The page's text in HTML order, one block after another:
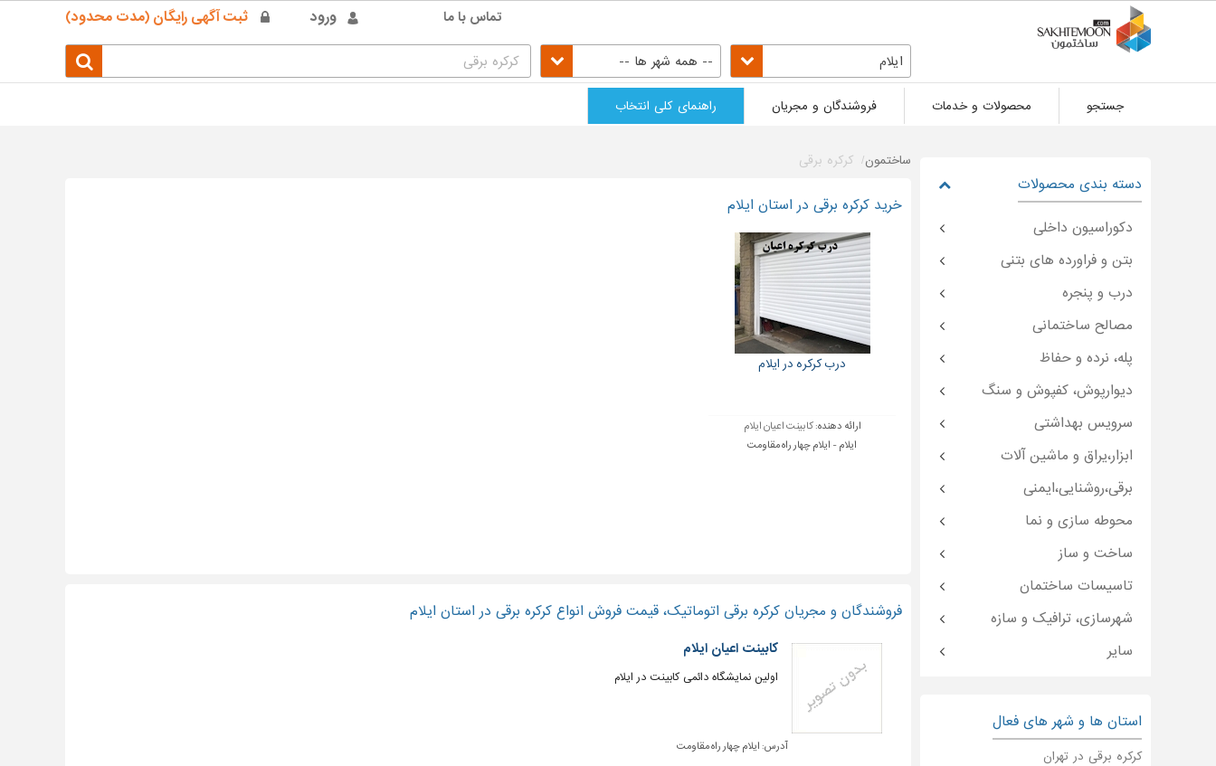
ورود ثبت آگهی رایگان (مدت محدود) تماس با ما
ایلام -- همه شهر ها --
جستجو محصولات و خدمات فروشندگان و مجریان راهنمای کلی انتخاب
ساختمون کرکره برقی
خرید کرکره برقی در استان ایلام
درب کرکره در ایلام
ارائه دهنده:کابینت اعیان ایلام
ایلام - ایلام چهار راه مقاومت
فروشندگان و مجریان کرکره برقی اتوماتیک، قیمت فروش انواع کرکره برقی در استان ایلام
کابینت اعیان ایلام
اولین نمایشگاه دائمی کابینت در ایلام
آدرس: ایلام چهار راه مقاومت
دسته بندی محصولات
دکوراسیون داخلی
بتن و فراورده های بتنی
درب و پنجره
مصالح ساختمانی
پله، نرده و حفاظ
دیوارپوش، کفپوش و سنگ
سرویس بهداشتی
ابزار،یراق و ماشین آلات
برقی،روشنایی،ایمنی
محوطه سازی و نما
ساخت و ساز
تاسیسات ساختمان
شهرسازی، ترافیک و سازه
سایر
استان ها و شهر های فعال
کرکره برقی در تهران